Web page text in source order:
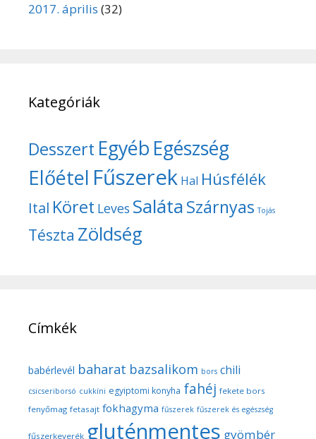
2017. április (32)
Kategóriák
Desszert Egyéb Egészség
Előétel Fűszerek Hal Húsfélék
Ital Köret Leves SalátaSzárnyas Tojás
Tészta Zöldség
Címkék
babérlevél baharat bazsalikom bors chili
csicseriborsó cukkíni egyiptomi konyha fahéj fekete bors
fenyőmag fetasajt fokhagyma fűszerek fűszerek és egészség
fűszerkeverék gluténmentes gyömbér